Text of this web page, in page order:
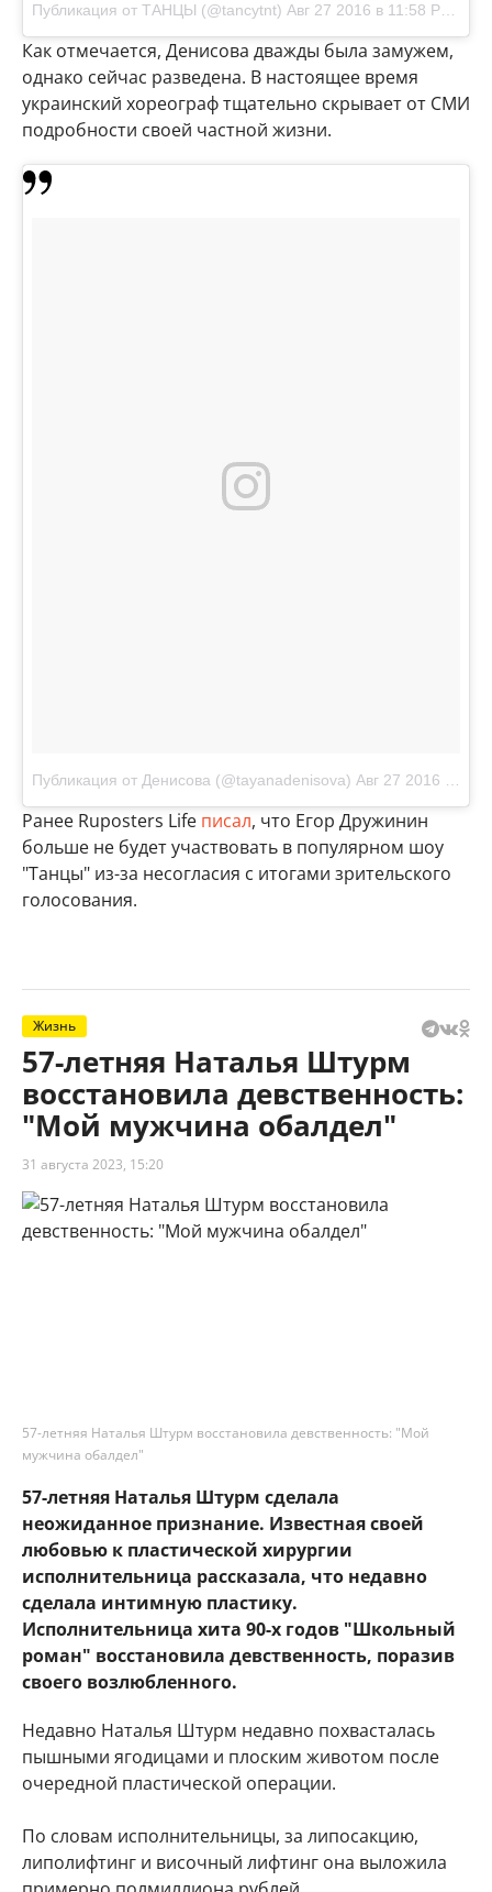
Публикация от ТАНЦЫ (@tancytnt) Авг 27 2016 в 11:58 PDT
Как отмечается, Денисова дважды была замужем,
однако сейчас разведена. В настоящее время
украинский хореограф тщательно скрывает от СМИ
подробности своей частной жизни.
Публикация от Денисова (@tayanadenisova) Авг 27 2016 в 6:08 PDT
Ранее Ruposters Life писал, что Егор Дружинин
больше не будет участвовать в популярном шоу
"Танцы" из-за несогласия с итогами зрительского
голосования.
Жизнь
57-летняя Наталья Штурм
восстановила девственность:
"Мой мужчина обалдел"
31 августа 2023, 15:20
57-летняя Наталья Штурм восстановила девственность: "Мой
мужчина обалдел"
57-летняя Наталья Штурм сделала
неожиданное признание. Известная своей
любовью к пластической хирургии
исполнительница рассказала, что недавно
сделала интимную пластику.
Исполнительница хита 90-х годов "Школьный
роман" восстановила девственность, поразив
своего возлюбленного.
Недавно Наталья Штурм недавно похвасталась
пышными ягодицами и плоским животом после
очередной пластической операции.
По словам исполнительницы, за липосакцию,
липолифтинг и височный лифтинг она выложила